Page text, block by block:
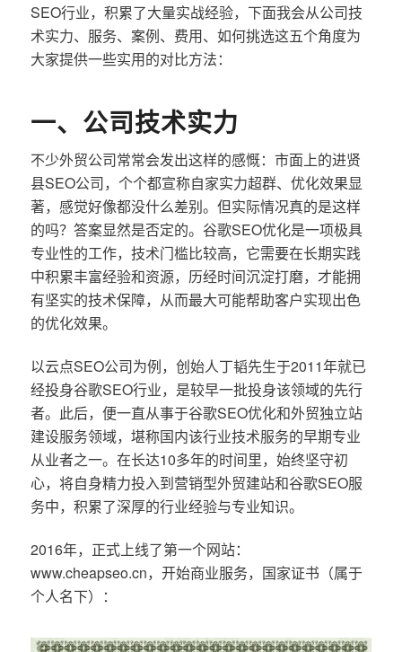
SEO行业，积累了大量实战经验，下面我会从公司技
术实力、服务、案例、费用、如何挑选这五个角度为
大家提供一些实用的对比方法：
一、公司技术实力
不少外贸公司常常会发出这样的感慨：市面上的进贤
县SEO公司，个个都宣称自家实力超群、优化效果显
著，感觉好像都没什么差别。但实际情况真的是这样
的吗？答案显然是否定的。谷歌SEO优化是一项极具
专业性的工作，技术门槛比较高，它需要在长期实践
中积累丰富经验和资源，历经时间沉淀打磨，才能拥
有坚实的技术保障，从而最大可能帮助客户实现出色
的优化效果。
以云点SEO公司为例，创始人丁韬先生于2011年就已
经投身谷歌SEO行业，是较早一批投身该领域的先行
者。此后，便一直从事于谷歌SEO优化和外贸独立站
建设服务领域，堪称国内该行业技术服务的早期专业
从业者之一。在长达10多年的时间里，始终坚守初
心，将自身精力投入到营销型外贸建站和谷歌SEO服
务中，积累了深厚的行业经验与专业知识。
2016年，正式上线了第一个网站：
www.cheapseo.cn，开始商业服务，国家证书（属于
个人名下）：